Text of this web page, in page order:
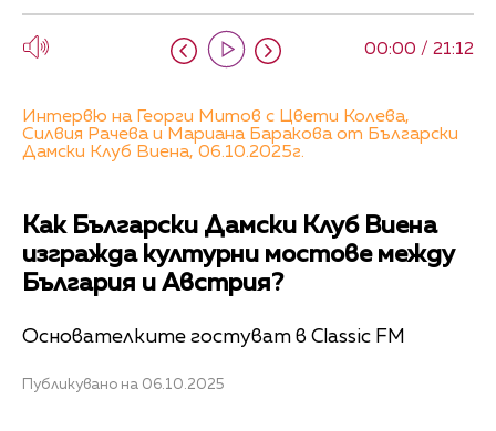
00:00 / 21:12
Интервю на Георги Митов с Цвети Колева,
Силвия Рачева и Мариана Баракова от Български
Дамски Клуб Виена, 06.10.2025г.
Как Български Дамски Клуб Виена
изгражда културни мостове между
България и Австрия?
Основателките гостуват в Classic FM
Публикувано на 06.10.2025